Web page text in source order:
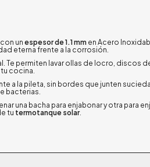
un espesor de 1.1 mm en Acero
eterna frente a la corrosión.
Te permiten lavar ollas de locro, discos
cocina.
a la pileta, sin bordes que junten
bacterias.
una bacha para enjabonar y otra para
tu termotanque solar.